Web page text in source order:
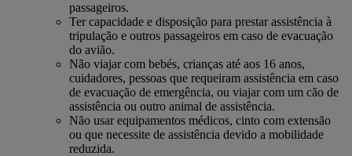
passageiros.
Ter capacidade e disposição para prestar assistência à
tripulação e outros passageiros em caso de evacuação
do avião.
Não viajar com bebés, crianças até aos 16 anos,
cuidadores, pessoas que requeiram assistência em caso
de evacuação de emergência, ou viajar com um cão de
assistência ou outro animal de assistência.
Não usar equipamentos médicos, cinto com extensão
ou que necessite de assistência devido a mobilidade
reduzida.